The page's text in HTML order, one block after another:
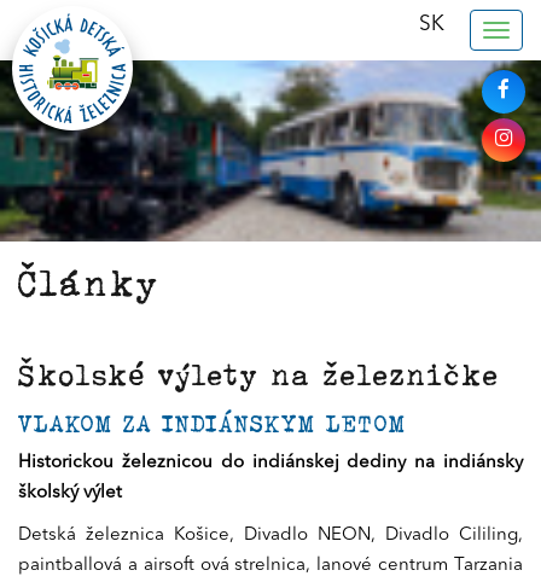
SK
Články
Školské výlety na železničke
VLAKOM ZA INDIÁNSKYM LETOM
Historickou železnicou do indiánskej dediny na indiánsky
školský výlet
Detská železnica Košice, Divadlo NEON, Divadlo Cililing,
paintballová a airsoft ová strelnica, lanové centrum Tarzania